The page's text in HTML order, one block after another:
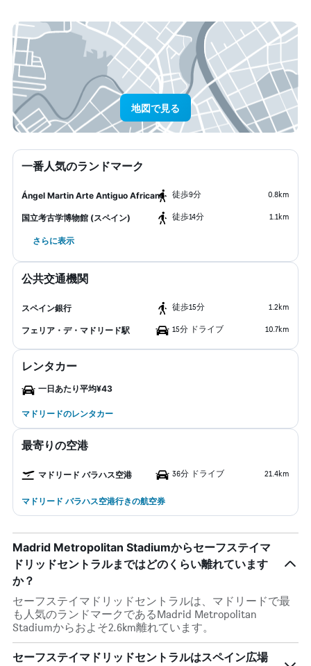
地図で見る
一番人気のランドマーク
Ángel Martin Arte Antiguo Africano ​徒歩9分 0.8km
国立考古学博物館 (スペイン) ​徒歩14分 1.1km
さらに表示
公共交通機関
スペイン銀行 ​徒歩15分 1.2km
フェリア・デ・マドリード駅 15分 ドライブ 10.7km
レンタカー
一日あたり平均¥43
マドリードのレンタカー
最寄りの空港
マドリード バラハス空港 36分 ドライブ 21.4km
マドリード バラハス空港行きの航空券
Madrid Metropolitan Stadiumからセーフステイマ
ドリッドセントラルまではどのくらい離れています
か？
セーフステイマドリッドセントラルは、マドリードで最
も人気のランドマークであるMadrid Metropolitan
Stadiumからおよそ2.6km離れています。
セーフステイマドリッドセントラルはスペイン広場